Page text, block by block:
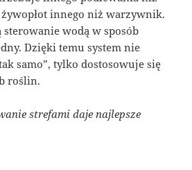
innego niż warzywnik.
wodą w sposób
Dzięki temu system nie
samo”, tylko dostosowuje się
roślin.
strefami daje najlepsze